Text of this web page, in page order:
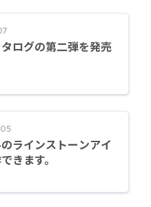
ログの第二弾を発売
ラインストーンアイ
きます。